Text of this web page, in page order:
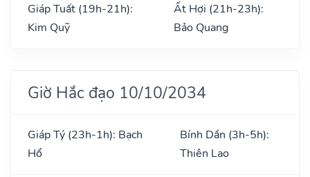
Giáp Tuất (19h-21h):
Kim Quỹ
Ất Hợi (21h-23h):
Bảo Quang
Giờ Hắc đạo 10/10/2034
Giáp Tý (23h-1h): Bạch
Hổ
Bính Dần (3h-5h):
Thiên Lao